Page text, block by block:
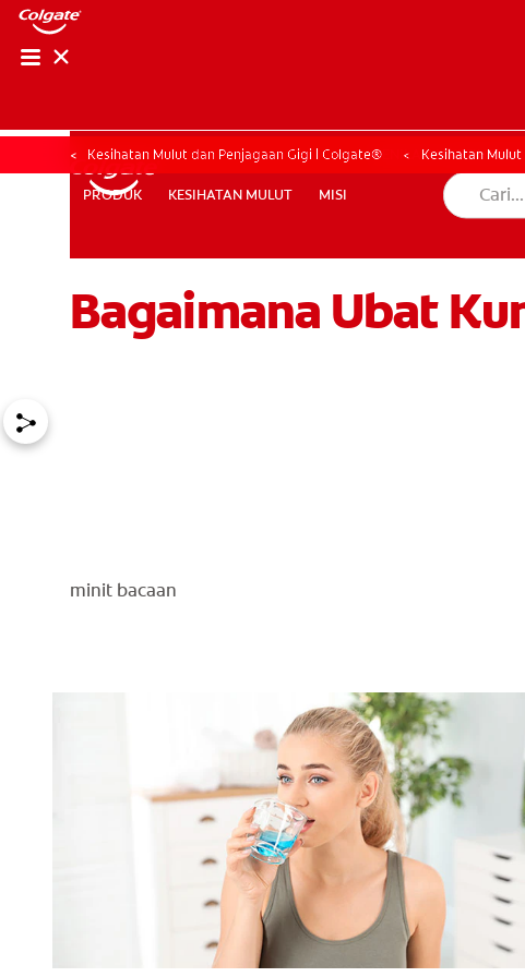
PRODUK KESIHATAN MULUT MISI
MY (MS)
PRODUK KESIHATAN MULUT MISI
PENILAIAN
Kesihatan Mulut dan Penjagaan Gigi | Colgate® Kesihatan Mulut
Bagaimana Ubat
minit bacaan